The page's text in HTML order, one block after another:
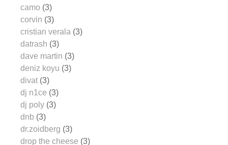
camo (3)
corvin (3)
cristian verala (3)
datrash (3)
dave martin (3)
deniz koyu (3)
divat (3)
dj n1ce (3)
dj poly (3)
dnb (3)
dr.zoidberg (3)
drop the cheese (3)